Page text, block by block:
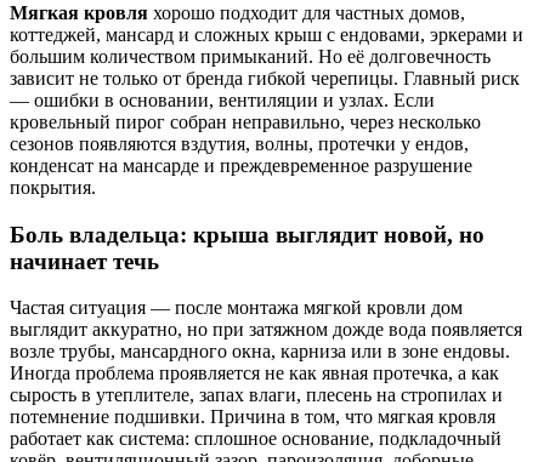
Мягкая кровля хорошо подходит для частных домов,
коттеджей, мансард и сложных крыш с ендовами, эркерами и
большим количеством примыканий. Но её долговечность
зависит не только от бренда гибкой черепицы. Главный риск
— ошибки в основании, вентиляции и узлах. Если
кровельный пирог собран неправильно, через несколько
сезонов появляются вздутия, волны, протечки у ендов,
конденсат на мансарде и преждевременное разрушение
покрытия.
Боль владельца: крыша выглядит новой, но
начинает течь
Частая ситуация — после монтажа мягкой кровли дом
выглядит аккуратно, но при затяжном дожде вода появляется
возле трубы, мансардного окна, карниза или в зоне ендовы.
Иногда проблема проявляется не как явная протечка, а как
сырость в утеплителе, запах влаги, плесень на стропилах и
потемнение подшивки. Причина в том, что мягкая кровля
работает как система: сплошное основание, подкладочный